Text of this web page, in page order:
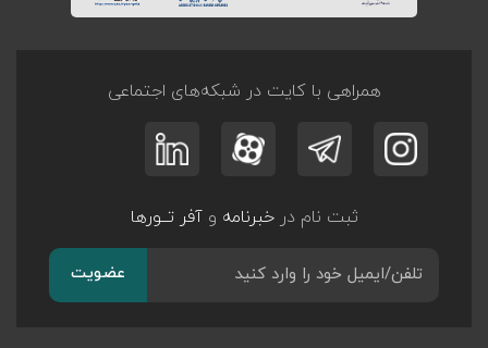
همراهی با کایت در شبکه‌های اجتماعی
ثبت نام درخبرنامه وآفر تــورها
عضویت